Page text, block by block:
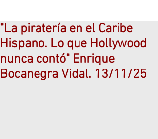
"La piratería en el Caribe
Hispano. Lo que Hollywood
nunca contó" Enrique
Bocanegra Vidal. 13/11/25